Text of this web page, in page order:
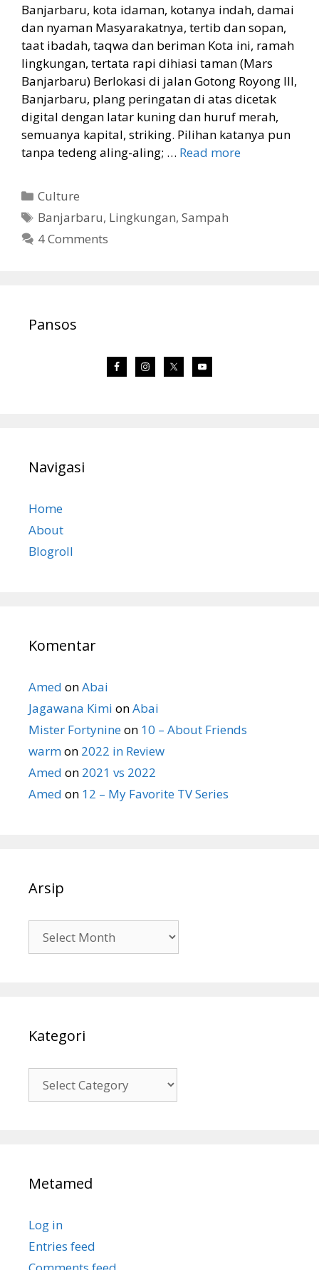
Banjarbaru, kota idaman, kotanya indah, damai
dan nyaman Masyarakatnya, tertib dan sopan,
taat ibadah, taqwa dan beriman Kota ini, ramah
lingkungan, tertata rapi dihiasi taman (Mars
Banjarbaru) Berlokasi di jalan Gotong Royong III,
Banjarbaru, plang peringatan di atas dicetak
digital dengan latar kuning dan huruf merah,
semuanya kapital, striking. Pilihan katanya pun
tanpa tedeng aling-aling; … Read more
Categories
Culture
Tags
Banjarbaru, Lingkungan,Sampah
4 Comments
Pansos
Navigasi
Home
About
Blogroll
Komentar
Amed onAbai
Jagawana Kimi onAbai
Mister Fortynineon 10 – About Friends
warmon 2022 in Review
Amed on 2021 vs 2022
Amed on 12 – My Favorite TV Series
Arsip
Kategori
Metamed
Log in
Entries feed